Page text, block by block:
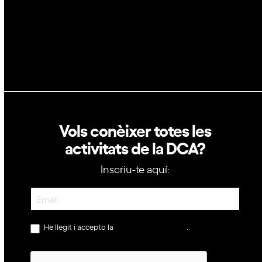
Vols conèixer totes les
activitats de la DCA?
Inscriu-te aquí:
He llegit i accepto la